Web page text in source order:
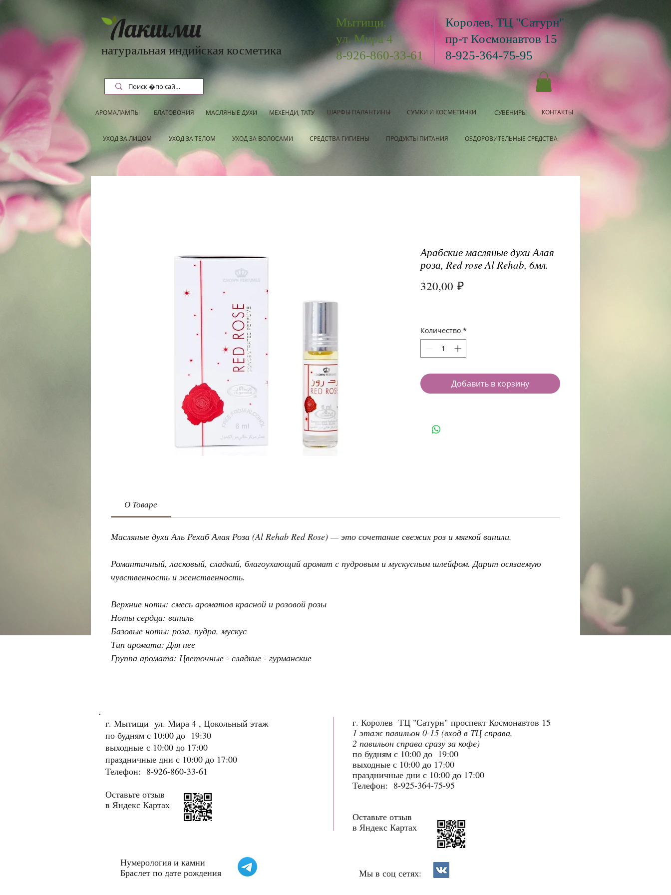
Лакшми
натуральная индийская косметика
Мытищи,
ул. Мира 4
8-926-860-33-61
Королев, ТЦ "Сатурн"
пр-т Космонавтов 15
8-925-364-75-95
АРОМАЛАМПЫ БЛАГОВОНИЯ МАСЛЯНЫЕ ДУХИ МЕХЕНДИ, ТАТУ ШАРФЫ ПАЛАНТИНЫ СУМКИ И КОСМЕТИЧКИ СУВЕНИРЫ КОНТАКТЫ
УХОД ЗА ЛИЦОМ УХОД ЗА ТЕЛОМ УХОД ЗА ВОЛОСАМИ СРЕДСТВА ГИГИЕНЫ ПРОДУКТЫ ПИТАНИЯ ОЗДОРОВИТЕЛЬНЫЕ СРЕДСТВА
Арабские масляные духи Алая
роза, Red rose Al Rehab, 6мл.
320,00 ₽Цена
Количество *
Добавить в корзину
О Товаре
Масляные духи Аль Рехаб Алая Роза (Al Rehab Red Rose) — это сочетание свежих роз и мягкой ванили.
Романтичный, ласковый, сладкий, благоухающий аромат с пудровым и мускусным шлейфом. Дарит осязаемую
чувственность и женственность.
Верхние ноты: смесь ароматов красной и розовой розы
Ноты сердца: ваниль
Базовые ноты: роза, пудра, мускус
Тип аромата: Для нее
Группа аромата: Цветочные - сладкие - гурманские
г. Мытищи ул. Мира 4 , Цокольный этаж
по будням с 10:00 до 19:30
выходные с 10:00 до 17:00
праздничные дни с 10:00 до 17:00
Телефон: 8-926-860-33-61
Оставьте отзыв
в Яндекс Картах
г. Королев ТЦ "Сатурн" проспект Космонавтов 15
1 этаж павильон 0-15 (вход в ТЦ справа,
2 павильон справа сразу за кофе)
по будням с 10:00 до 19:00
выходные с 10:00 до 17:00
праздничные дни с 10:00 до 17:00
Телефон: 8-925-364-75-95
Оставьте отзыв
в Яндекс Картах
Мы в соц сетях:
Нумерология и камни
Браслет по дате рождения